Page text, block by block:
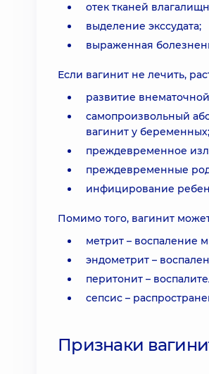
отек тканей
выделение экссудата;
выраженная
Если вагинит не лечить,
развитие
самопроизвольный
вагинит у беременных;
преждевременное
преждевременные
инфицирование
Помимо того, вагинит
метрит – воспаление
эндометрит –
перитонит –
сепсис –
Признаки